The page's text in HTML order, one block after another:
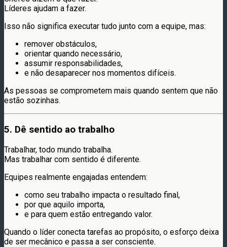
Líderes ajudam a fazer.
Isso não significa executar tudo junto com a equipe, mas:
remover obstáculos,
orientar quando necessário,
assumir responsabilidades,
e não desaparecer nos momentos difíceis.
As pessoas se comprometem mais quando sentem que não
estão sozinhas.
5. Dê sentido ao trabalho
Trabalhar, todo mundo trabalha.
Mas trabalhar com sentido é diferente.
Equipes realmente engajadas entendem:
como seu trabalho impacta o resultado final,
por que aquilo importa,
e para quem estão entregando valor.
Quando o líder conecta tarefas ao propósito, o esforço deixa
de ser mecânico e passa a ser consciente.